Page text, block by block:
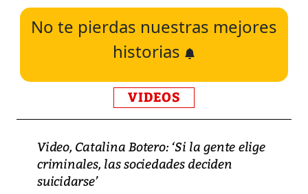
No te pierdas nuestras mejores
historias
VIDEOS
Video, Catalina Botero: ‘Si la gente elige
criminales, las sociedades deciden
suicidarse’